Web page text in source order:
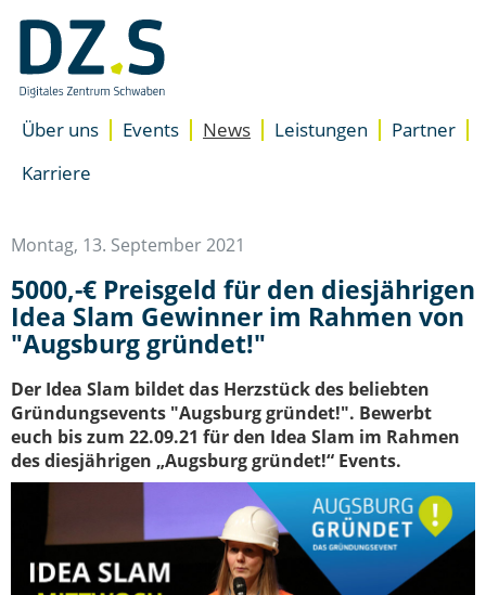
überspringen
Zum
Inhalt
Über uns
Standorte
Events News Leistungen
EXIST-
Expertenrat
Meeting- & Eventräume
Start-up Büroräume
Partner
Karriere
Montag, 13. September 2021
5000,-€ Preisgeld für den diesjährigen
Idea Slam Gewinner im Rahmen von
"Augsburg gründet!"
Der Idea Slam bildet das Herzstück des beliebten
Gründungsevents "Augsburg gründet!". Bewerbt
euch bis zum 22.09.21 für den Idea Slam im Rahmen
des diesjährigen „Augsburg gründet!“ Events.